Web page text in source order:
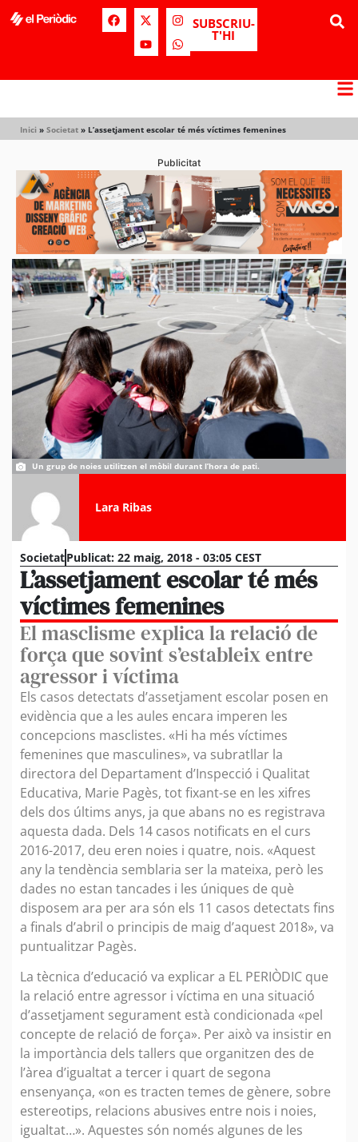
SUBSCRIU-
T'HI
Inici » Societat » L’assetjament escolar té més víctimes femenines
Publicitat
Un grup de noies utilitzen el mòbil durant l’hora de pati.
Lara Ribas
SocietatPublicat: 22 maig, 2018 - 03:05 CEST
L’assetjament escolar té més
víctimes femenines
El masclisme explica la relació de
força que sovint s’estableix entre
agressor i víctima
Els casos detectats d’assetjament escolar posen en
evidència que a les aules encara imperen les
concepcions masclistes. «Hi ha més víctimes
femenines que masculines», va subratllar la
directora del Departament d’Inspecció i Qualitat
Educativa, Marie Pagès, tot fixant-se en les xifres
dels dos últims anys, ja que abans no es registrava
aquesta dada. Dels 14 casos notificats en el curs
2016-2017, deu eren noies i quatre, nois. «Aquest
any la tendència semblaria ser la mateixa, però les
dades no estan tancades i les úniques de què
disposem ara per ara són els 11 casos detectats fins
a finals d’abril o principis de maig d’aquest 2018», va
puntualitzar Pagès.
La tècnica d’educació va explicar a EL PERIÒDIC que
la relació entre agressor i víctima en una situació
d’assetjament segurament està condicionada «pel
concepte de relació de força». Per això va insistir en
la importància dels tallers que organitzen des de
l’àrea d’igualtat a tercer i quart de segona
ensenyança, «on es tracten temes de gènere, sobre
estereotips, relacions abusives entre nois i noies,
igualtat…». Aquestes són només algunes de les